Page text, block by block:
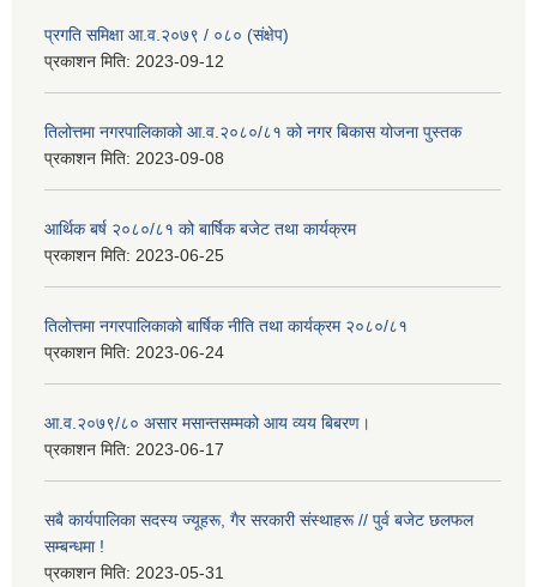
प्रगति समिक्षा आ.व.२०७९ / ०८० (संक्षेप)
प्रकाशन मिति: 2023-09-12
तिलोत्तमा नगरपालिकाको आ.व.२०८०/८१ को नगर बिकास योजना पुस्तक
प्रकाशन मिति: 2023-09-08
आर्थिक बर्ष २०८०/८१ को बार्षिक बजेट तथा कार्यक्रम
प्रकाशन मिति: 2023-06-25
तिलोत्तमा नगरपालिकाको बार्षिक नीति तथा कार्यक्रम २०८०/८१
प्रकाशन मिति: 2023-06-24
आ.व.२०७९/८० असार मसान्तसम्मको आय व्यय बिबरण।
प्रकाशन मिति: 2023-06-17
सबै कार्यपालिका सदस्य ज्यूहरू, गैर सरकारी संस्थाहरू // पुर्व बजेट छलफल
सम्बन्धमा !
प्रकाशन मिति: 2023-05-31